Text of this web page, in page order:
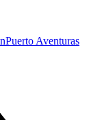
Puerto Aventuras